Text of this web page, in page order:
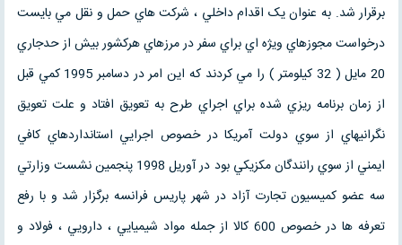
برقرار شد. به عنوان يک اقدام داخلي ، شرکت هاي حمل و نقل مي بايست
درخواست مجوزهاي ويژه اي براي سفر در مرزهاي هرکشور بيش از حدجاري
20 مايل ( 32 کيلومتر ) را مي کردند که اين امر در دسامبر 1995 کمي قبل
از زمان برنامه ريزي شده براي اجراي طرح به تعويق افتاد و علت تعويق
نگرانيهاي از سوي دولت آمريکا در خصوص اجرايي استانداردهاي کافي
ايمني از سوي رانندگان مکزيکي بود در آوريل 1998 پنجمين نشست وزارتي
سه عضو کميسيون تجارت آزاد در شهر پاريس فرانسه برگزار شد و با رفع
تعرفه ها در خصوص 600 کالا از جمله مواد شيميايي ، دارويي ، فولاد و